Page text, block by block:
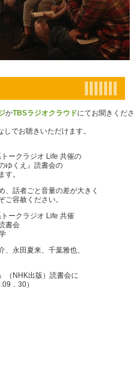
かTBSラジオクラウドにてお聞きくださ
でお聴きいただけます。
ークラジオ Life 共催の
ゆくえ』読書会の
す。
、話者ごと音量の差が大きく
ご容赦ください。
ークラジオ Life 共催
書会
永田夏来、千葉雅也、
（NHK出版）読書会に
．30）